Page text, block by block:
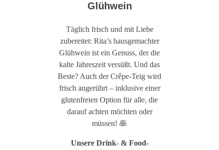
Glühwein
Täglich frisch und mit Liebe
zubereitet: Rita’s hausgemachter
Glühwein ist ein Genuss, der die
kalte Jahreszeit versüßt. Und das
Beste? Auch der Crêpe-Teig wird
frisch angerührt – inklusive einer
glutenfreien Option für alle, die
darauf achten möchten oder
müssen! 🥞
Unsere Drink- & Food-